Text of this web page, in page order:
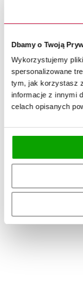
Dbamy o Twoją
Wykorzystujemy
spersonalizowane
tym, jak korzystasz
informacje z innymi
celach opisanych